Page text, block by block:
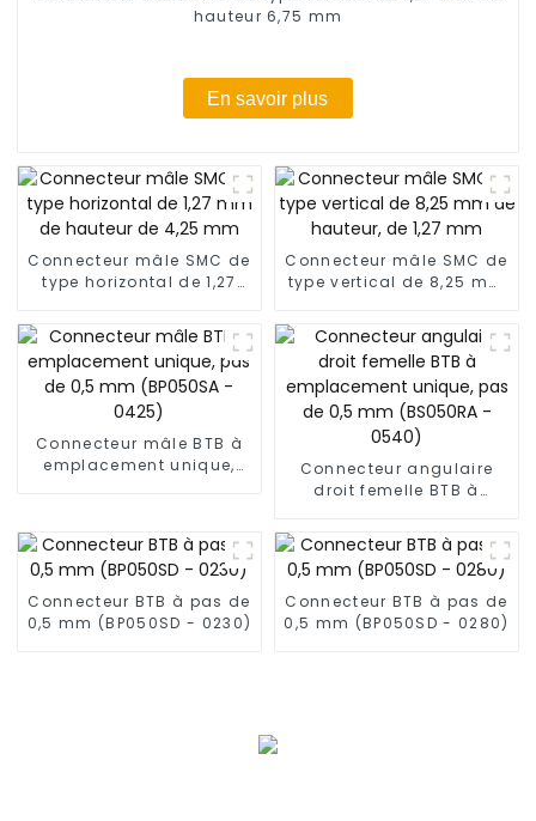
hauteur 6,75 mm
En savoir plus
Connecteur mâle SMC de
type horizontal de 1,27
Connecteur mâle SMC de
type vertical de 8,25 mm
Connecteur mâle BTB à
emplacement unique,
Connecteur angulaire
droit femelle BTB à
pas de 0,5 mm (BS050RA
- 0540)
Connecteur BTB à pas de
0,5 mm (BP050SD - 0230)
Connecteur BTB à pas de
0,5 mm (BP050SD - 0280)